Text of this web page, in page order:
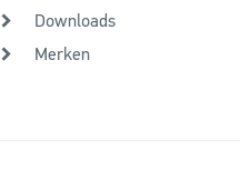
Downloads
Merken